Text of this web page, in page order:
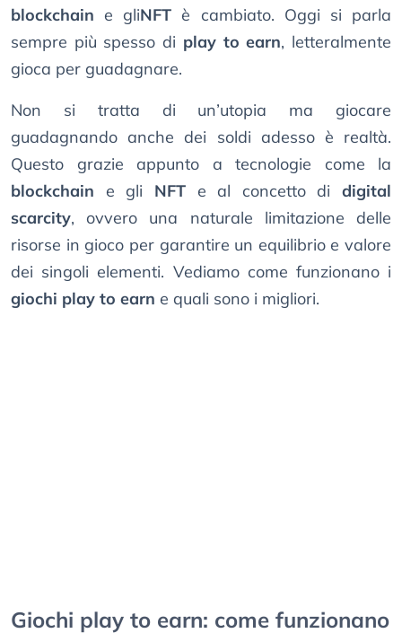
blockchain e gliNFT è cambiato. Oggi si parla
sempre più spesso di play to earn, letteralmente
gioca per guadagnare.
Non si tratta di un’utopia ma giocare
guadagnando anche dei soldi adesso è realtà.
Questo grazie appunto a tecnologie come la
blockchain e gli NFTe al concetto di digital
scarcity, ovvero una naturale limitazione delle
risorse in gioco per garantire un equilibrio e valore
dei singoli elementi. Vediamo come funzionano i
giochi play to earn e quali sono i migliori.
Giochi play to earn: come funzionano